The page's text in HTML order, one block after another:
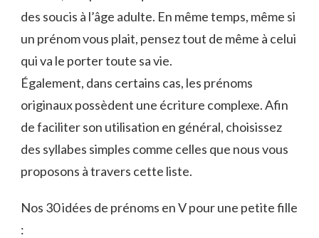
des soucis à l’âge adulte. En même temps, même si
un prénom vous plait, pensez tout de même à celui
qui va le porter toute sa vie.
Également, dans certains cas, les prénoms
originaux possèdent une écriture complexe. Afin
de faciliter son utilisation en général, choisissez
des syllabes simples comme celles que nous vous
proposons à travers cette liste.
Nos 30 idées de prénoms en V pour une petite fille
: